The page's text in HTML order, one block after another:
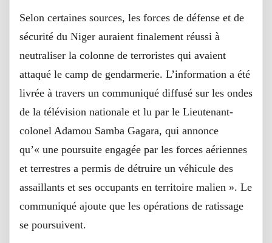
Selon certaines sources, les forces de défense et de
sécurité du Niger auraient finalement réussi à
neutraliser la colonne de terroristes qui avaient
attaqué le camp de gendarmerie. L’information a été
livrée à travers un communiqué diffusé sur les ondes
de la télévision nationale et lu par le Lieutenant-
colonel Adamou Samba Gagara, qui annonce
qu’« une poursuite engagée par les forces aériennes
et terrestres a permis de détruire un véhicule des
assaillants et ses occupants en territoire malien ». Le
communiqué ajoute que les opérations de ratissage
se poursuivent.